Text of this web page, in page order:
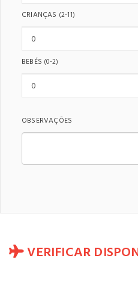
CRIANÇAS (2-11)
BEBÉS (0-2)
OBSERVAÇÕES
VERIFICAR